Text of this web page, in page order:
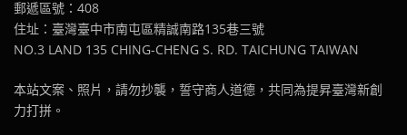
郵遞區號：408
住址：臺灣臺中市南屯區精誠南路135巷三號
NO.3 LAND 135 CHING-CHENG S. RD. TAICHUNG TAIWAN
本站文案、照片，請勿抄襲，誓守商人道德，共同為提昇臺灣新創
力打拼。